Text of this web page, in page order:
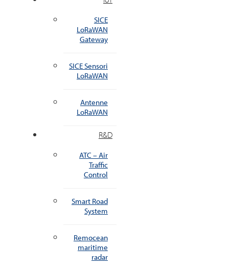
SICE
LoRaWAN
Gateway
SICE Sensori
LoRaWAN
Antenne
LoRaWAN
R&D
ATC – Air
Traffic
Control
Smart Road
System
Remocean
maritime
radar